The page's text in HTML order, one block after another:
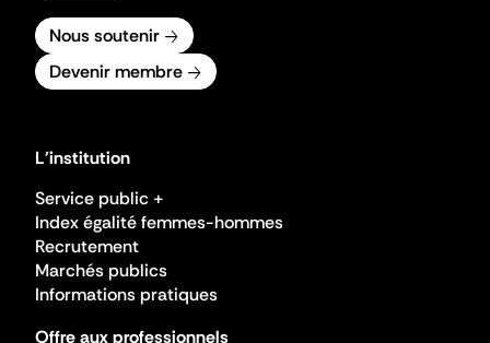
Nous soutenir
Devenir membre
L'institution
Service public +
Index égalité femmes-hommes
Recrutement
Marchés publics
Informations pratiques
Offre aux professionnels